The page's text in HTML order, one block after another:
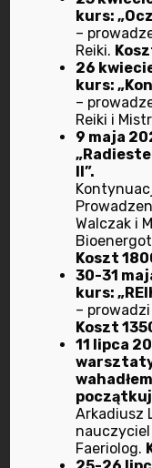
Warsztaty
Natury,Dusze
Warsztaty
Medytacje
Rytuały na
Jego strony
http://
na youtube,
https://
terminarz
http://
YouTube:
https://
Facebook:
kurs:
–
Reiki.
26
kurs:
–
Reiki i
9 maja
II”.
Walczak i
Koszt
30-31
kurs:
–
Koszt
11 lipca
Arkadiusz
Faeriolog.